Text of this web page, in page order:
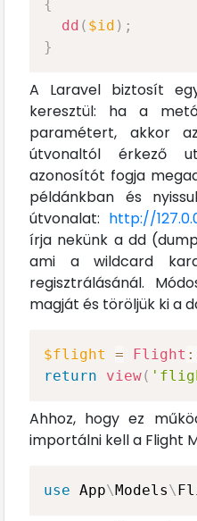
{
dd ( $id ) ;
}
A Laravel biztosít
keresztül: ha a
paramétert, akkor
útvonaltól érkező
azonosítót fogja
példánkban és
útvonalat: http://
írja nekünk a dd
ami a wildcard
regisztrálásánál.
magját és töröljük ki a
$flight = Flight
return
view(
Ahhoz, hogy ez
importálni kell a Flight
use App\Models\